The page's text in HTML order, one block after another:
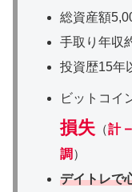
総資産額
手取り年収
投資歴15年
ビットコイ
損失 （計
調 ）
デイトレで